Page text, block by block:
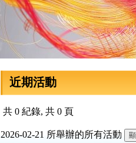
近期活動
共 0 紀錄, 共 0 頁
2026-02-21 所舉辦的所有活動